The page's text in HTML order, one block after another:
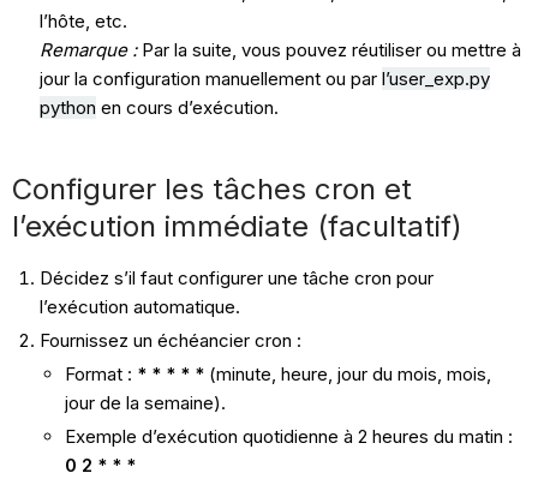
l’hôte, etc.
Remarque :Par la suite, vous pouvez réutiliser ou mettre à
jour la configuration manuellement ou par l’user_exp.py
python en cours d’exécution.
Configurer les tâches cron et
l’exécution immédiate (facultatif)
Décidez s’il faut configurer une tâche cron pour
l’exécution automatique.
Fournissez un échéancier cron :
Format : * * * * *(minute, heure, jour du mois, mois,
jour de la semaine).
Exemple d’exécution quotidienne à 2 heures du matin :
0 2 * * *